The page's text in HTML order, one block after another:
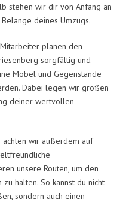
stehen wir dir von Anfang an
deines Umzugs.
planen den
sorgfältig und
Möbel und Gegenstände
Dabei legen wir großen
deiner wertvollen
achten wir außerdem auf
unsere Routen, um den
halten. So kannst du nicht
sondern auch einen